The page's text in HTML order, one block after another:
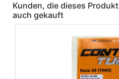
Kunden, die dieses
auch gekauft